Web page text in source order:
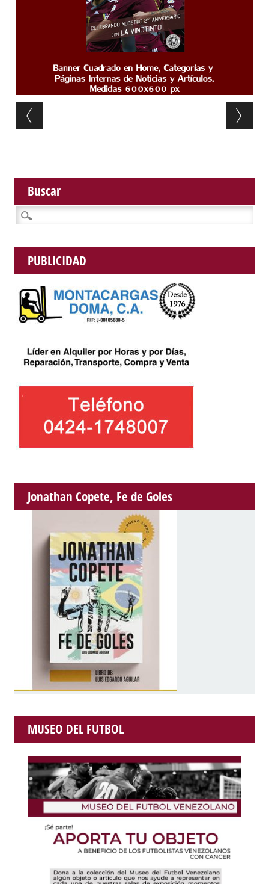
Post navigation
Buscar
Buscar:
PUBLICIDAD
Jonathan Copete, Fe de Goles
MUSEO DEL FUTBOL